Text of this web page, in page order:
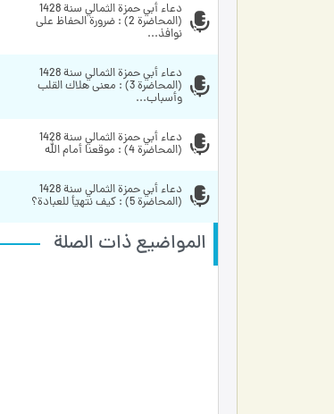
نوافذ...
وأسباب...
(المحاضرة 4) : موقعنا أمام الله
(المحاضرة 5) : كيف نتهيّأ للعبادة؟
المواضيع ذات الصلة